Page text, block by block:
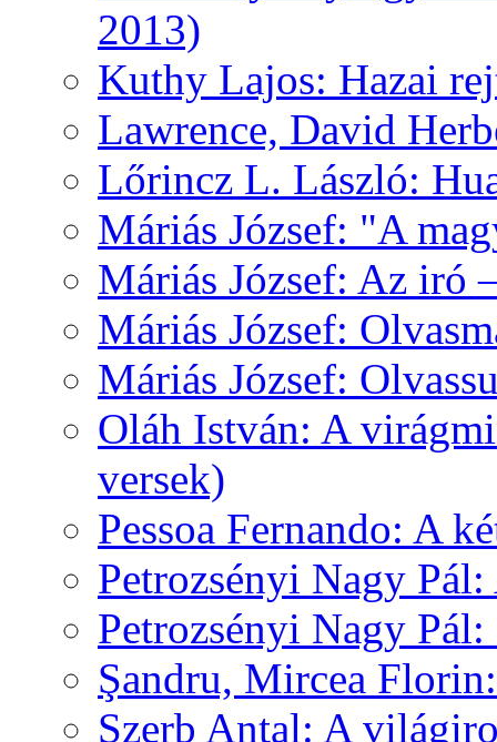
2013)
Kuthy Lajos: Hazai
Lawrence, David
Lőrincz L. László:
Máriás József: "A
Máriás József: Az iró
Máriás József:
Máriás József:
Oláh István: A
versek)
Pessoa Fernando: A
Petrozsényi Nagy
Petrozsényi Nagy
Şandru, Mircea
Szerb Antal: A